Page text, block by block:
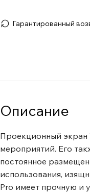
Гарантированный
Описание
Проекционный экран
мероприятий. Его
постоянное
использования,
Pro имеет прочную и